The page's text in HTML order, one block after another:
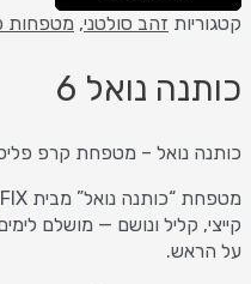
קטגוריות זהב סולטני, מטפחות
כותנה נואל 6
כותנה נואל – מטפחת קרפ
קייצי, קליל ונושם — מושלם
על הראש.